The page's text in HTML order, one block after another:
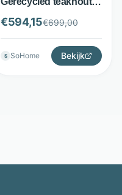
en metaal - Set van 3
tafels - Naturel - DTP
Home
€594,15€699,00
S SoHome Bekijk